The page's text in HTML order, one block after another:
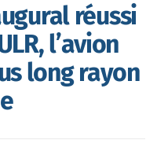
réussi
l’avion
long rayon